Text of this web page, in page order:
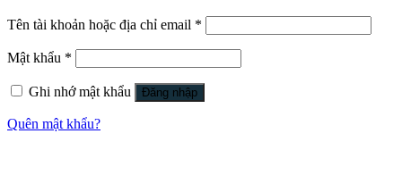
Tên tài khoản hoặc địa chỉ email *
Mật khẩu *
Ghi nhớ mật khẩu Đăng nhập
Quên mật khẩu?